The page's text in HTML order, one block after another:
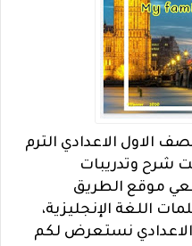
الاول الاعدادي الترم
شرح وتدريبات
موقع الطريق
اللغة الإنجليزية،
نستعرض لكم